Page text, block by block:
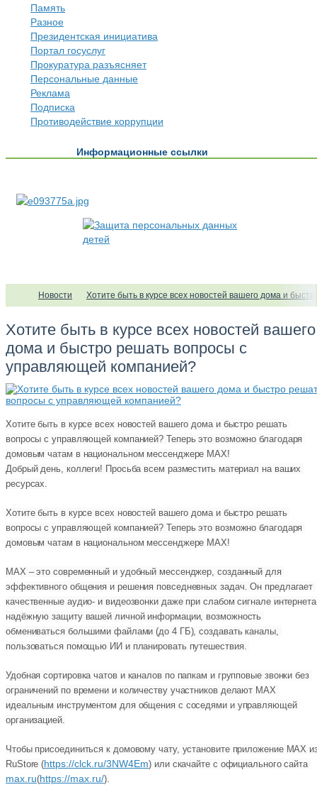
Память
Разное
Президентская инициатива
Портал госуслуг
Прокуратура разъясняет
Персональные данные
Реклама
Подписка
Противодействие коррупции
Информационные ссылки
Новости Хотите быть в курсе всех новостей вашего дома и
Хотите быть в курсе всех новостей вашего
дома и быстро решать вопросы с
управляющей компанией?
Хотите быть в курсе всех новостей вашего дома и быстро решать
вопросы с управляющей компанией? Теперь это возможно благодаря
домовым чатам в национальном мессенджере MAX!
Добрый день, коллеги! Просьба всем разместить материал на ваших
ресурсах.
Хотите быть в курсе всех новостей вашего дома и быстро решать
вопросы с управляющей компанией? Теперь это возможно благодаря
домовым чатам в национальном мессенджере MAX!
MAX – это современный и удобный мессенджер, созданный для
эффективного общения и решения повседневных задач. Он предлагает
качественные аудио- и видеозвонки даже при слабом сигнале
надёжную защиту вашей личной информации, возможность
обмениваться большими файлами (до 4 ГБ), создавать каналы,
пользоваться помощью ИИ и планировать путешествия.
Удобная сортировка чатов и каналов по папкам и групповые звонки без
ограничений по времени и количеству участников делают MAX
идеальным инструментом для общения с соседями и управляющей
организацией.
Чтобы присоединиться к домовому чату, установите приложение MAX
RuStore (https://clck.ru/3NW4Em ) или скачайте с официального сайта
max.ru(https://max.ru/).